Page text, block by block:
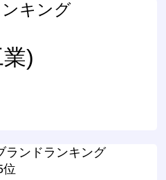
キング
)
ランドランキング
位